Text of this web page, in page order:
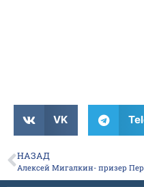
VK
НАЗАД